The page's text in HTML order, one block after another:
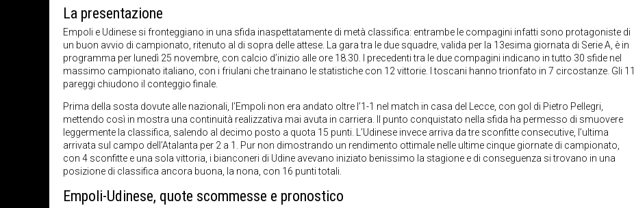
La presentazione
Empoli e Udinese si fronteggiano in una sfida inaspettatamente di metà classifica: entrambe le compagini infatti sono protagoniste di
un buon avvio di campionato, ritenuto al di sopra delle attese. La gara tra le due squadre, valida per la 13esima giornata di Serie A, è in
programma per lunedì 25 novembre, con calcio d’inizio alle ore 18.30. I precedenti tra le due compagini indicano in tutto 30 sfide nel
massimo campionato italiano, con i friulani che trainano le statistiche con 12 vittorie. I toscani hanno trionfato in 7 circostanze. Gli 11
pareggi chiudono il conteggio finale.
Prima della sosta dovute alle nazionali, l’Empoli non era andato oltre l’1-1 nel match in casa del Lecce, con gol di Pietro Pellegri,
mettendo così in mostra una continuità realizzativa mai avuta in carriera. Il punto conquistato nella sfida ha permesso di smuovere
leggermente la classifica, salendo al decimo posto a quota 15 punti. L’Udinese invece arriva da tre sconfitte consecutive, l’ultima
arrivata sul campo dell’Atalanta per 2 a 1. Pur non dimostrando un rendimento ottimale nelle ultime cinque giornate di campionato,
con 4 sconfitte e una sola vittoria, i bianconeri di Udine avevano iniziato benissimo la stagione e di conseguenza si trovano in una
posizione di classifica ancora buona, la nona, con 16 punti totali.
Empoli-Udinese, quote scommesse e pronostico